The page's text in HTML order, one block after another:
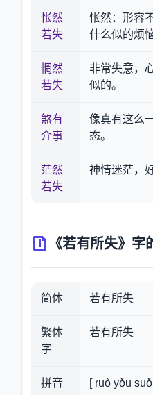
怅然
若失
怅然：形容
什么似的烦
惘然
若失
非常失意，
似的。
煞有
介事
像真有这么
态。
茫然
若失
神情迷茫，
《若有所失》字
简体 若有所失
繁体
字
若有所失
拼音 [ ruò yǒu